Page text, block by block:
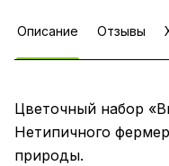
Описание Отзывы
Цветочный набор
Нетипичного
природы.